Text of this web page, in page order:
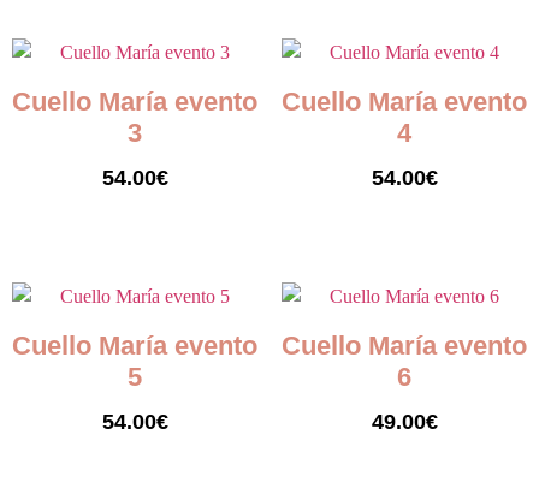
Cuello María evento
3
54.00€
Cuello María evento
4
54.00€
Cuello María evento
5
54.00€
Cuello María evento
6
49.00€